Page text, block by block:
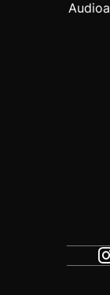
Audioa